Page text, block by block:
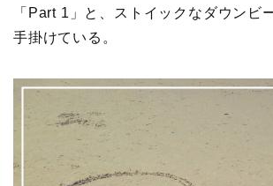
「Part 1」と、ストイックなダウンビ
手掛けている。